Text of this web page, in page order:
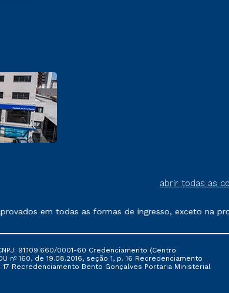
abrir todas as
de serviços.
em todas as formas de ingresso, exceto na
91.109.660/0001-60 Credenciamento (Centro
nº 160, de 19.08.2016, seção 1, p. 16 Recredenciamento
17 Recredenciamento Bento Gonçalves Portaria Ministerial